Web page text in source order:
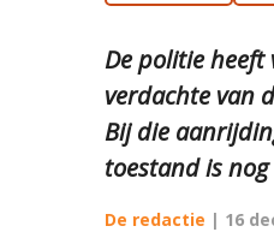
De politie heeft
verdachte van
Bij die
toestand is
De redactie | 16